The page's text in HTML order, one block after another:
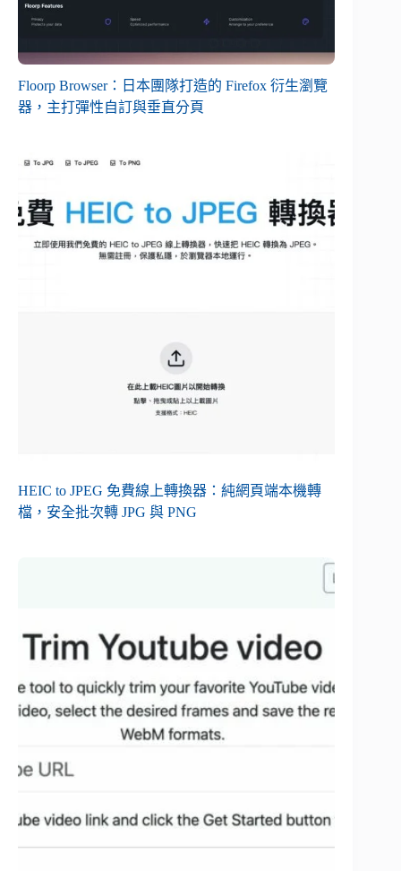
Floorp Browser：日本團隊打造的 Firefox 衍生瀏覽
器，主打彈性自訂與垂直分頁
HEIC to JPEG 免費線上轉換器：純網頁端本機轉
檔，安全批次轉 JPG 與 PNG